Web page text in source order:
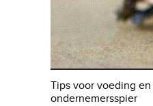
Tips voor voeding
ondernemersspier